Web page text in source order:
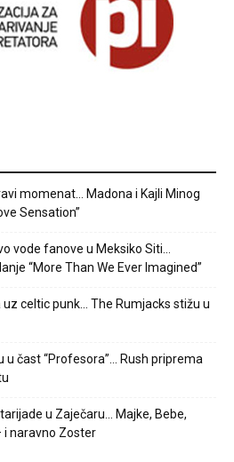
momenat… Madona i Kajli Minog
Sensation”
vode fanove u Meksiko Siti…
“More Than We Ever Imagined”
celtic punk… The Rumjacks stižu u
u čast “Profesora”… Rush priprema
u Zaječaru… Majke, Bebe,
i naravno Zoster